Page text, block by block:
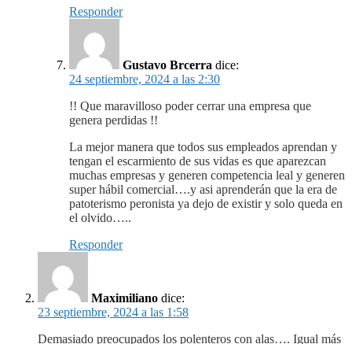
Responder
Gustavo Brcerra dice:
24 septiembre, 2024 a las 2:30
!! Que maravilloso poder cerrar una empresa que
genera perdidas !!
La mejor manera que todos sus empleados aprendan y
tengan el escarmiento de sus vidas es que aparezcan
muchas empresas y generen competencia leal y generen
super hábil comercial….y asi aprenderán que la era de
patoterismo peronista ya dejo de existir y solo queda en
el olvido…..
Responder
Maximiliano dice:
23 septiembre, 2024 a las 1:58
Demasiado preocupados los polenteros con alas…. Igual más